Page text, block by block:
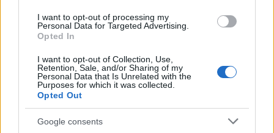
I want to opt-out of processing my
Personal Data for Targeted Advertising.
Opted In
I want to opt-out of Collection, Use,
Retention, Sale, and/or Sharing of my
Personal Data that Is Unrelated with the
Purposes for which it was collected.
Opted Out
Google consents
Κανένας από τους 301 εξωπλανήτες δεν φαίνεται να
μοιάζει με τη Γη ή να είναι φιλόξενος για ζωή.